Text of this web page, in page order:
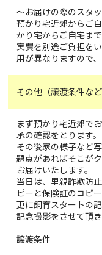
～お届けの際のスタ
預かり宅近郊からご
かり宅からご自宅ま
実費を別途ご負担を
用が異なりますので、
その他（譲渡条件など
まず預かり宅近郊で
承の確認をとります。
その後家の様子など
題点があればそこが
お届けいたします。
当日は、里親詐欺防
ピーと保険証のコピ
更に飼育スタートの
記念撮影をさせて頂き
譲渡条件